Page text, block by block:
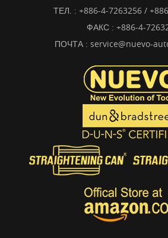
ТЕЛ. : +886-4-7263256 /
ФАКС : +886-4-
ПОЧТА : service@nuevo-